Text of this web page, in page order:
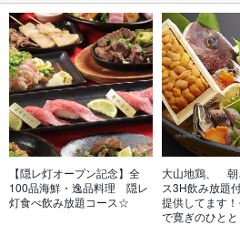
【隠レ灯オープン記念】全
100品海鮮・逸品料理　隠レ
灯食べ飲み放題コース☆
大山地鶏、　
ス3H飲み放題
提供してます
で寛ぎのひと